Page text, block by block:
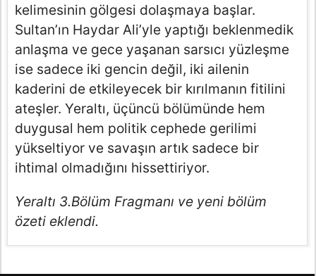
kelimesinin gölgesi dolaşmaya başlar.
Sultan’ın Haydar Ali’yle yaptığı beklenmedik
anlaşma ve gece yaşanan sarsıcı yüzleşme
ise sadece iki gencin değil, iki ailenin
kaderini de etkileyecek bir kırılmanın fitilini
ateşler. Yeraltı, üçüncü bölümünde hem
duygusal hem politik cephede gerilimi
yükseltiyor ve savaşın artık sadece bir
ihtimal olmadığını hissettiriyor.
Yeraltı 3.Bölüm Fragmanı ve yeni bölüm
özeti eklendi.